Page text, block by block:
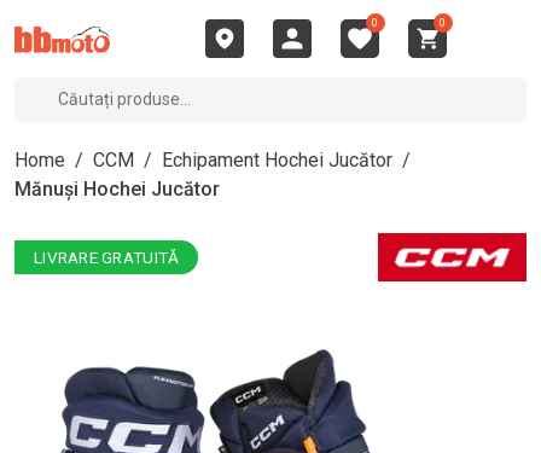
0 0
Home / CCM / Echipament Hochei Jucător /
Mănuși Hochei Jucător
LIVRARE GRATUITĂ